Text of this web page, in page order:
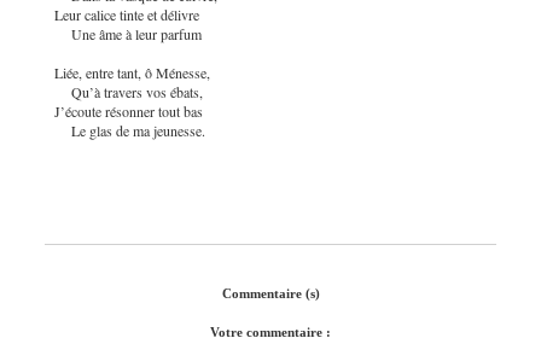
Leur calice tinte et délivre
Une âme à leur parfum
Liée, entre tant, ô Ménesse,
Qu’à travers vos ébats,
J’écoute résonner tout bas
Le glas de ma jeunesse.
Commentaire (s)
Votre commentaire :